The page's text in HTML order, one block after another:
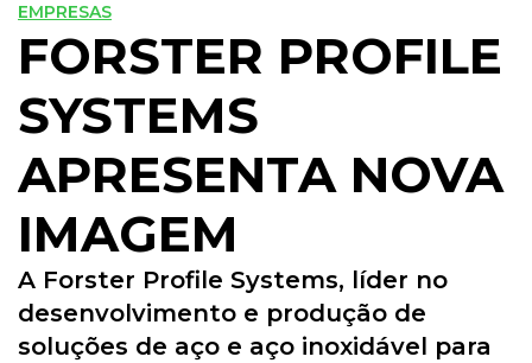
EMPRESAS
FORSTER PROFILE
SYSTEMS
APRESENTA NOVA
IMAGEM
A Forster Profile Systems, líder no
desenvolvimento e produção de
soluções de aço e aço inoxidável para